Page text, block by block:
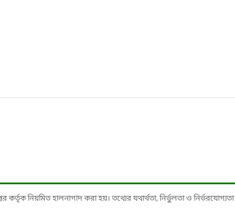
নিয়মিত হালনাগাদ করা হয়। তথ্যের যথার্থতা, নির্ভুলতা ও নির্ভরযোগ্যতা